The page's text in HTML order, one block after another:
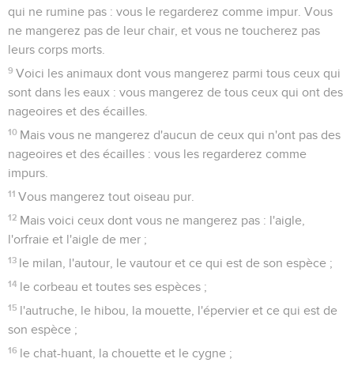
qui ne rumine pas : vous le regarderez comme impur. Vous
ne mangerez pas de leur chair, et vous ne toucherez pas
leurs corps morts.
9 Voici les animaux dont vous mangerez parmi tous ceux qui
sont dans les eaux : vous mangerez de tous ceux qui ont des
nageoires et des écailles.
10 Mais vous ne mangerez d'aucun de ceux qui n'ont pas des
nageoires et des écailles : vous les regarderez comme
impurs.
11 Vous mangerez tout oiseau pur.
12 Mais voici ceux dont vous ne mangerez pas : l'aigle,
l'orfraie et l'aigle de mer ;
13 le milan, l'autour, le vautour et ce qui est de son espèce ;
14 le corbeau et toutes ses espèces ;
15 l'autruche, le hibou, la mouette, l'épervier et ce qui est de
son espèce ;
16 le chat-huant, la chouette et le cygne ;